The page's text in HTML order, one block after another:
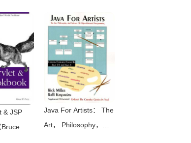
Fontichiaro）
（Libraries Unlimited
2007）
& JSP
W.
Java For Artists： The
Art， Philosophy，